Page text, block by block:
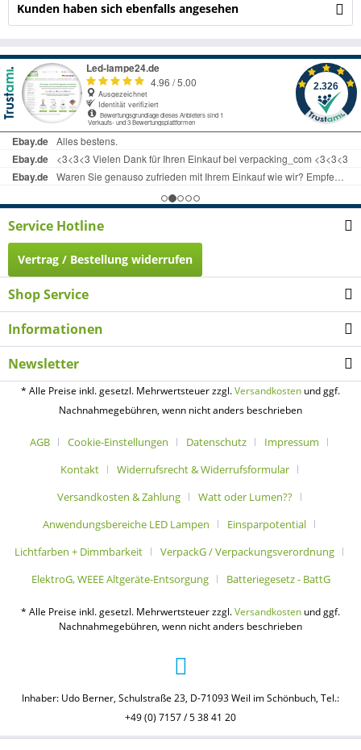
Kunden haben sich ebenfalls angesehen
Service Hotline
Vertrag / Bestellung widerrufen
Shop Service
Informationen
Newsletter
* Alle Preise inkl. gesetzl. Mehrwertsteuer zzgl.Versandkosten und ggf.
Nachnahmegebühren, wenn nicht anders beschrieben
AGB Cookie-Einstellungen Datenschutz
Impressum
Kontakt
Widerrufsrecht & Widerrufsformular
Versandkosten & Zahlung
Watt oder Lumen??
Anwendungsbereiche LED Lampen
Einsparpotential
Lichtfarben + Dimmbarkeit
VerpackG / Verpackungsverordnung
ElektroG, WEEE Altgeräte-Entsorgung
Batteriegesetz - BattG
* Alle Preise inkl. gesetzl. Mehrwertsteuer zzgl.Versandkosten und ggf.
Nachnahmegebühren, wenn nicht anders beschrieben
Inhaber: Udo Berner, Schulstraße 23, D-71093 Weil im Schönbuch, Tel.:
+49 (0) 7157 / 5 38 41 20